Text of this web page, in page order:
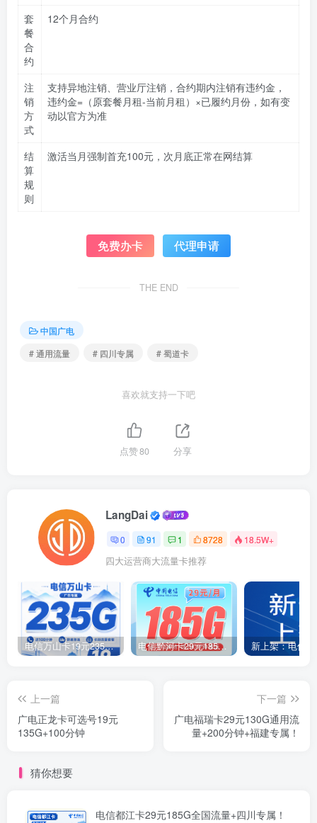
套
餐
合
约
12个月合约
注
销
方
式
支持异地注销、营业厅注销，合约期内注销有违约金，
违约金=（原套餐月租-当前月租）×已履约月份，如有变
动以官方为准
结
算
规
则
激活当月强制首充100元，次月底正常在网结算
免费办卡 代理申请
THE END
中国广电
# 通用流量
# 四川专属 # 蜀道卡
喜欢就支持一下吧
点赞80 分享
LangDai
0 91 1 8728 18.5W+
四大运营商大流量卡推荐
电信万山卡19元235G+100分钟+广东省专属！ 电信黔河卡29元185G+200分钟+贵州专属！
上一篇
广电正龙卡可选号19元
135G+100分钟
下一篇
广电福瑞卡29元130G通用流
量+200分钟+福建专属！
猜你想要
电信都江卡29元185G全国流量+四川专属！